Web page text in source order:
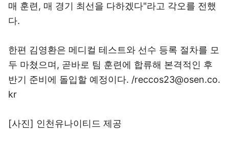
매 훈련, 매 경기 최선을 다하겠다"라고 각오를 전했
다.
한편 김영환은 메디컬 테스트와 선수 등록 절차를 모
두 마쳤으며, 곧바로 팀 훈련에 합류해 본격적인 후
반기 준비에 돌입할 예정이다. /reccos23@osen.co.
kr
[사진] 인천유나이티드 제공